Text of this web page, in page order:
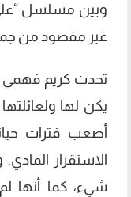
وبين مسلسل
غير مقصود من
تحدث كريم فهمي
يكن لها
أصعب فترات
الاستقرار
شيء، كما أنها